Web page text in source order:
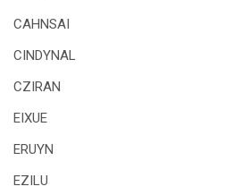
CAHNSAI
CINDYNAL
CZIRAN
EIXUE
ERUYN
EZILU